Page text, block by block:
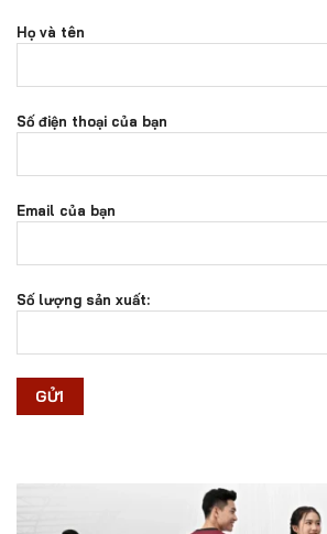
Họ và tên
Số điện thoại của bạn
Email của bạn
Số lượng sản xuất: